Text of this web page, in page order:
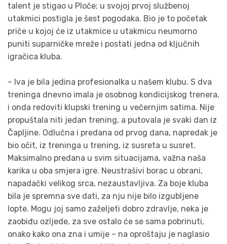
talent je stigao u Ploče; u svojoj prvoj službenoj
utakmici postigla je šest pogodaka. Bio je to početak
priče u kojoj će iz utakmice u utakmicu neumorno
puniti suparničke mreže i postati jedna od ključnih
igračica kluba.
– Iva je bila jedina profesionalka u našem klubu. S dva
treninga dnevno imala je osobnog kondicijskog trenera,
i onda redoviti klupski trening u večernjim satima. Nije
propuštala niti jedan trening, a putovala je svaki dan iz
Čapljine. Odlučna i predana od prvog dana, napredak je
bio očit, iz treninga u trening, iz susreta u susret.
Maksimalno predana u svim situacijama, važna naša
karika u oba smjera igre. Neustrašivi borac u obrani,
napadački velikog srca, nezaustavljiva. Za boje kluba
bila je spremna sve dati, za nju nije bilo izgubljene
lopte. Mogu joj samo zaželjeti dobro zdravlje, neka je
zaobiđu ozljede, za sve ostalo će se sama pobrinuti,
onako kako ona zna i umije – na oproštaju je naglasio